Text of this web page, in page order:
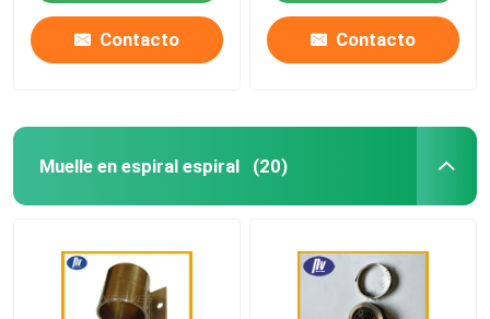
Contacto Contacto
Muelle en espiral espiral (20)